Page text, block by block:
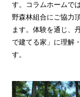
す。コラムホームで
野森林組合にご協力
ます。体験を通じ、
で建てる家」に理解
す。